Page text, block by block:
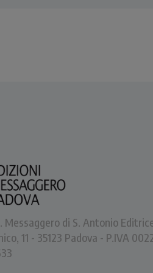
chi
Messaggero di S. Antonio
11 - 35123 Padova - P.IVA